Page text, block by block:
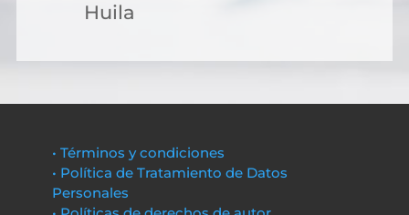
Huila
• Términos y condiciones
• Política de Tratamiento de Datos
Personales